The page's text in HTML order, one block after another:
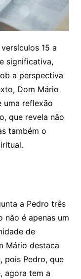
15 a
significativa,
a perspectiva
Dom Mário
uma reflexão
que revela não
também o
a Pedro três
não é apenas um
de
Mário destaca
pois Pedro, que
agora tem a